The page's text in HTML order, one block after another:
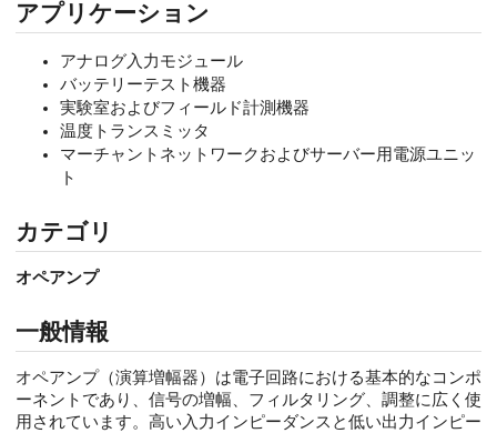
アプリケーション
アナログ入力モジュール
バッテリーテスト機器
実験室およびフィールド計測機器
温度トランスミッタ
マーチャントネットワークおよびサーバー用電源ユニッ
ト
カテゴリ
オペアンプ
一般情報
オペアンプ（演算増幅器）は電子回路における基本的なコンポ
ーネントであり、信号の増幅、フィルタリング、調整に広く使
用されています。高い入力インピーダンスと低い出力インピー